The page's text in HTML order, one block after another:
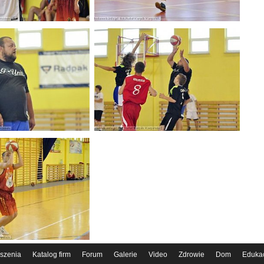
Katalog firm Forum Galerie Video Zdrowie Dom